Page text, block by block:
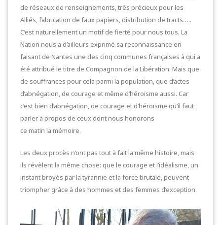
de réseaux de renseignements, très précieux pour les
Alliés, fabrication de faux papiers, distribution de tracts…..
C’est naturellement un motif de fierté pour nous tous. La
Nation nous a d’ailleurs exprimé sa reconnaissance en
faisant de Nantes une des cinq communes françaises à qui a
été attribué le titre de Compagnon de la Libération. Mais que
de souffrances pour cela parmi la population, que d’actes
d’abnégation, de courage et même d’héroïsme aussi. Car
c’est bien d’abnégation, de courage et d’héroïsme qu’il faut
parler à propos de ceux dont nous honorons
ce matin la mémoire.
Les deux procès n’ont pas tout à fait la même histoire, mais
ils révèlent la même chose: que le courage et l’idéalisme, un
instant broyés par la tyrannie et la force brutale, peuvent
triompher grâce à des hommes et des femmes d’exception.